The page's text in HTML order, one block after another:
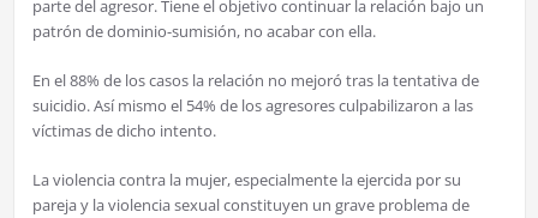
parte del agresor. Tiene el objetivo continuar la relación bajo un
patrón de dominio-sumisión, no acabar con ella.
En el 88% de los casos la relación no mejoró tras la tentativa de
suicidio. Así mismo el 54% de los agresores culpabilizaron a las
víctimas de dicho intento.
La violencia contra la mujer, especialmente la ejercida por su
pareja y la violencia sexual constituyen un grave problema de